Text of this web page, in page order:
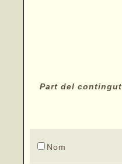
Part del
Nom